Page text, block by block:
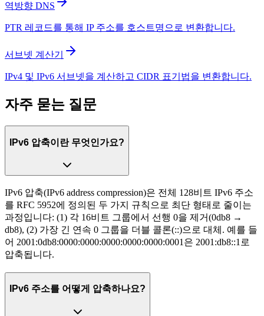
역방향 DNS
PTR 레코드를 통해 IP 주소를 호스트명으로 변환합니다.
서브넷 계산기
IPv4 및 IPv6 서브넷을 계산하고 CIDR 표기법을 변환합니다.
자주 묻는 질문
IPv6 압축이란 무엇인가요?
IPv6 압축(IPv6 address compression)은 전체 128비트 IPv6 주소
를 RFC 5952에 정의된 두 가지 규칙으로 최단 형태로 줄이는
과정입니다: (1) 각 16비트 그룹에서 선행 0을 제거(0db8 →
db8), (2) 가장 긴 연속 0 그룹을 더블 콜론(::)으로 대체. 예를 들
어 2001:0db8:0000:0000:0000:0000:0000:0001은 2001:db8::1로
압축됩니다.
IPv6 주소를 어떻게 압축하나요?